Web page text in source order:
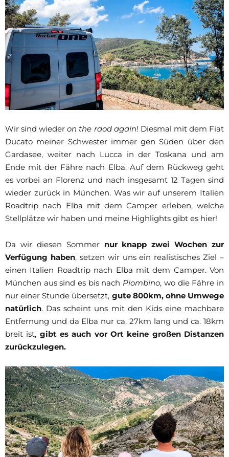
Wir sind wiederon the raod again! Diesmal mit dem Fiat
Ducato meiner Schwester immer gen Süden über den
Gardasee, weiter nach Lucca in der Toskana und am
Ende mit der Fähre nach Elba. Auf dem Rückweg geht
es vorbei an Florenz und nach insgesamt 12 Tagen sind
wieder zurück in München. Was wir auf unserem Italien
Roadtrip nach Elba mit dem Camper erleben, welche
Stellplätze wir haben und meine Highlights gibt es hier!
Da wir diesen Sommer nur knapp zwei Wochen zur
Verfügung haben, setzen wir uns ein realistisches Ziel –
einen Italien Roadtrip nach Elba mit dem Camper. Von
München aus sind es bis nach Piombino, wo die Fähre in
nur einer Stunde übersetzt, gute 800km, ohne Umwege
natürlich. Das scheint uns mit den Kids eine machbare
Entfernung und da Elba nur ca. 27km lang und ca. 18km
breit ist, gibt es auch vor Ort keine großen Distanzen
zurückzulegen.